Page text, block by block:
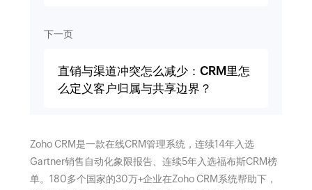
下一页
直销与渠道冲突怎么减少：CRM里怎
么定义客户归属与共享边界？
Zoho CRM是一款在线CRM管理系统，连续14年入选
Gartner销售自动化象限报告、连续5年入选福布斯CRM榜
单。180多个国家的30万+企业在Zoho CRM系统帮助下，